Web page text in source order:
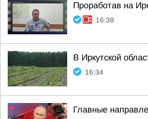
Проработав на
16:38
В Иркутской
16:34
Главные